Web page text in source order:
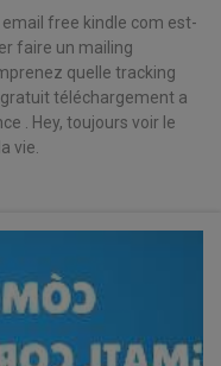
free kindle com est-
faire un mailing
quelle tracking
téléchargement a
. Hey, toujours voir le
vie.